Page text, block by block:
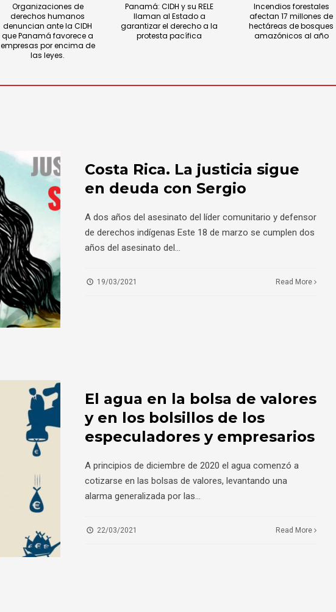
Organizaciones de
derechos humanos
denuncian ante la CIDH
que Panamá favorece a
empresas por encima de
las leyes.
Panamá: CIDH y su RELE
llaman al Estado a
garantizar el derecho a la
protesta pacífica
Incendios forestales
afectan 17 millones de
hectáreas de bosques
amazónicos al año
Costa Rica. La justicia sigue
en deuda con Sergio
A dos años del asesinato del líder comunitario y defensor
de derechos indígenas Este 18 de marzo se cumplen dos
años del asesinato del...
19/03/2021 Read More
El agua en la bolsa de valores
y en los bolsillos de los
especuladores y empresarios
A principios de diciembre de 2020 el agua comenzó a
cotizarse en las bolsas de valores, levantando una
alarma generalizada por las...
22/03/2021 Read More